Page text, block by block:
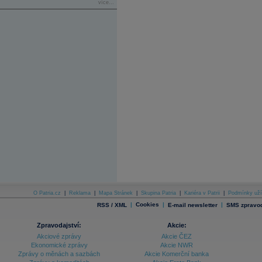
více...
O Patria.cz Reklama Mapa Stránek Skupina Patria Kariéra v Patrii Podmínky
RSS / XML | Cookies | E-mail newsletter | SMS
Zpravodajství:
Akciové zprávy
Ekonomické zprávy
Zprávy o měnách a sazbách
Akcie:
Akcie ČEZ
Akcie NWR
Akcie Komerční banka